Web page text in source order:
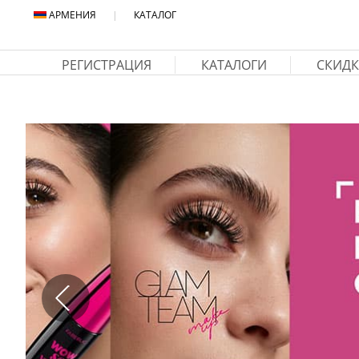
АРМЕНИЯ | КАТАЛОГ
РЕГИСТРАЦИЯ КАТАЛОГИ